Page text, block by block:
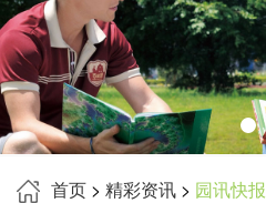
首页 > 精彩资讯 > 园讯快报